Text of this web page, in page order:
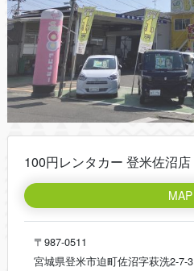
100円レンタカー 登米佐沼店
MAP
〒987-0511
宮城県登米市迫町佐沼字萩洗2-7-3